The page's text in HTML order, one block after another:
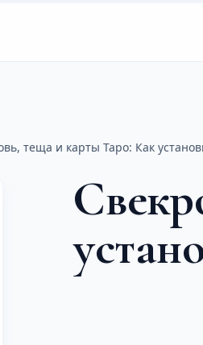
теща и карты Таро: Как